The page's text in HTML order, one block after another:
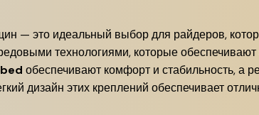
— это идеальный выбор для райдеров,
технологиями, которые
обеспечивают комфорт и стабильность, а
дизайн этих креплений обеспечивает